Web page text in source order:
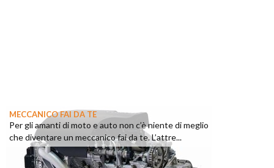
MECCANICO FAI DA TE
Per gli amanti di moto e auto non c’è niente di meglio
che diventare un meccanico fai da te. L’attre...